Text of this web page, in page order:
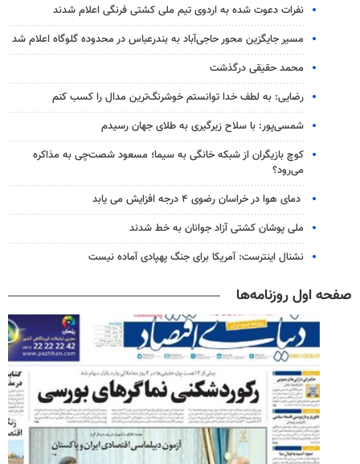
نفرات دعوت شده به اردوی تیم ملی کشتی فرنگی اعلام شدند
مسیر جایگزین محور حاجی‌آباد به بندرعباس در محدوده گلوگاه اعلام شد
محمد حقیقی درگذشت
رضایی: به لطف خدا توانستم خوشرنگ‌ترین مدال را کسب کنم
شمسی‌پور: با سلاح زیرگیری به طلای جهان رسیدم
کوچ بازیگران از شبکه خانگی به سیما؛ مسعود شصت‌چی به مذاکره
می‌رود؟
دمای هوا در خراسان رضوی ۴ درجه افزایش می یابد
ملی پوشان کشتی آزاد جوانان به خط شدند
نشنال اینترست: آمریکا برای جنگ پهپادی آماده نیست
صفحه اول روزنامه‌ها